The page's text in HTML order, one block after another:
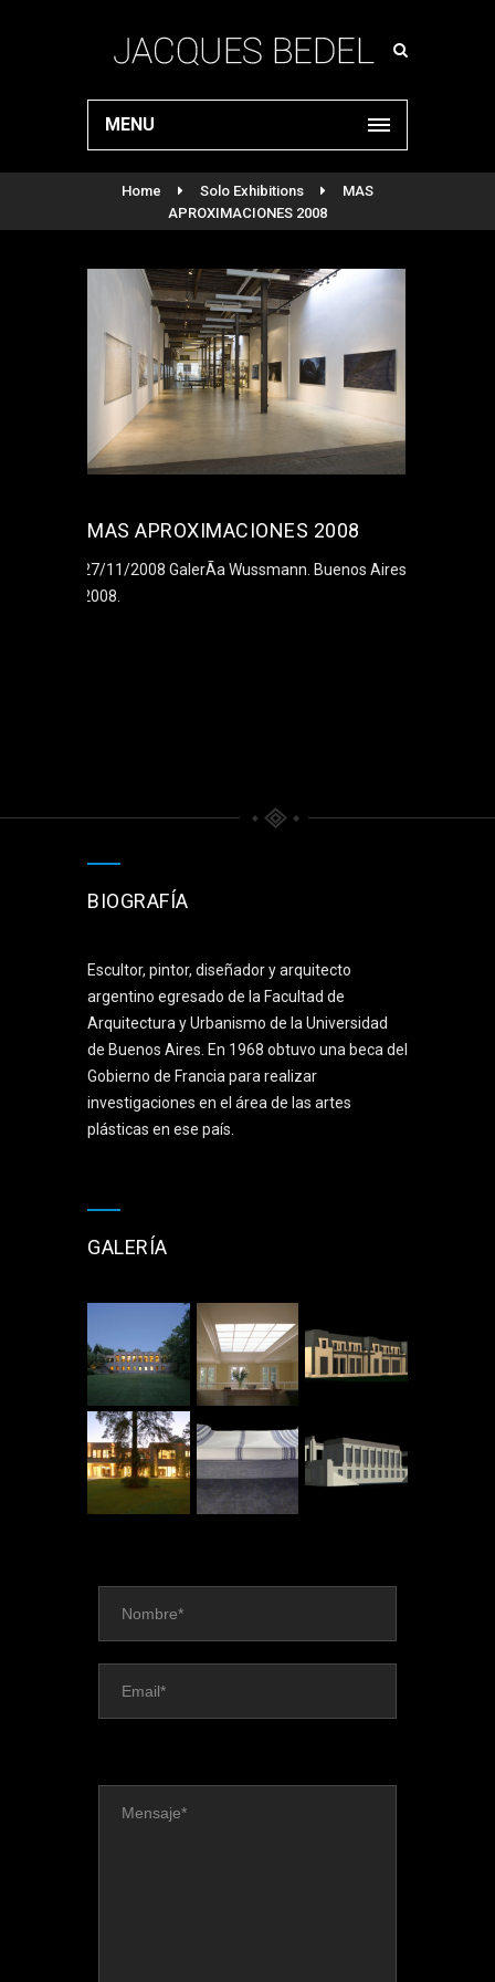
MENU
Home Solo Exhibitions
MAS
APROXIMACIONES 2008
MAS APROXIMACIONES 2008
27/11/2008 GalerÃ­a Wussmann. Buenos Aires.
2008.
BIOGRAFÍA
Escultor, pintor, diseñador y arquitecto
argentino egresado de la Facultad de
Arquitectura y Urbanismo de la Universidad
de Buenos Aires. En 1968 obtuvo una beca del
Gobierno de Francia para realizar
investigaciones en el área de las artes
plásticas en ese país.
GALERÍA